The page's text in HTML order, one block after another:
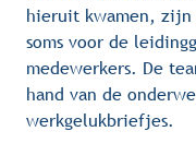
hieruit kwamen, zijn
soms voor de
medewerkers. De
hand van de
werkgelukbriefjes.